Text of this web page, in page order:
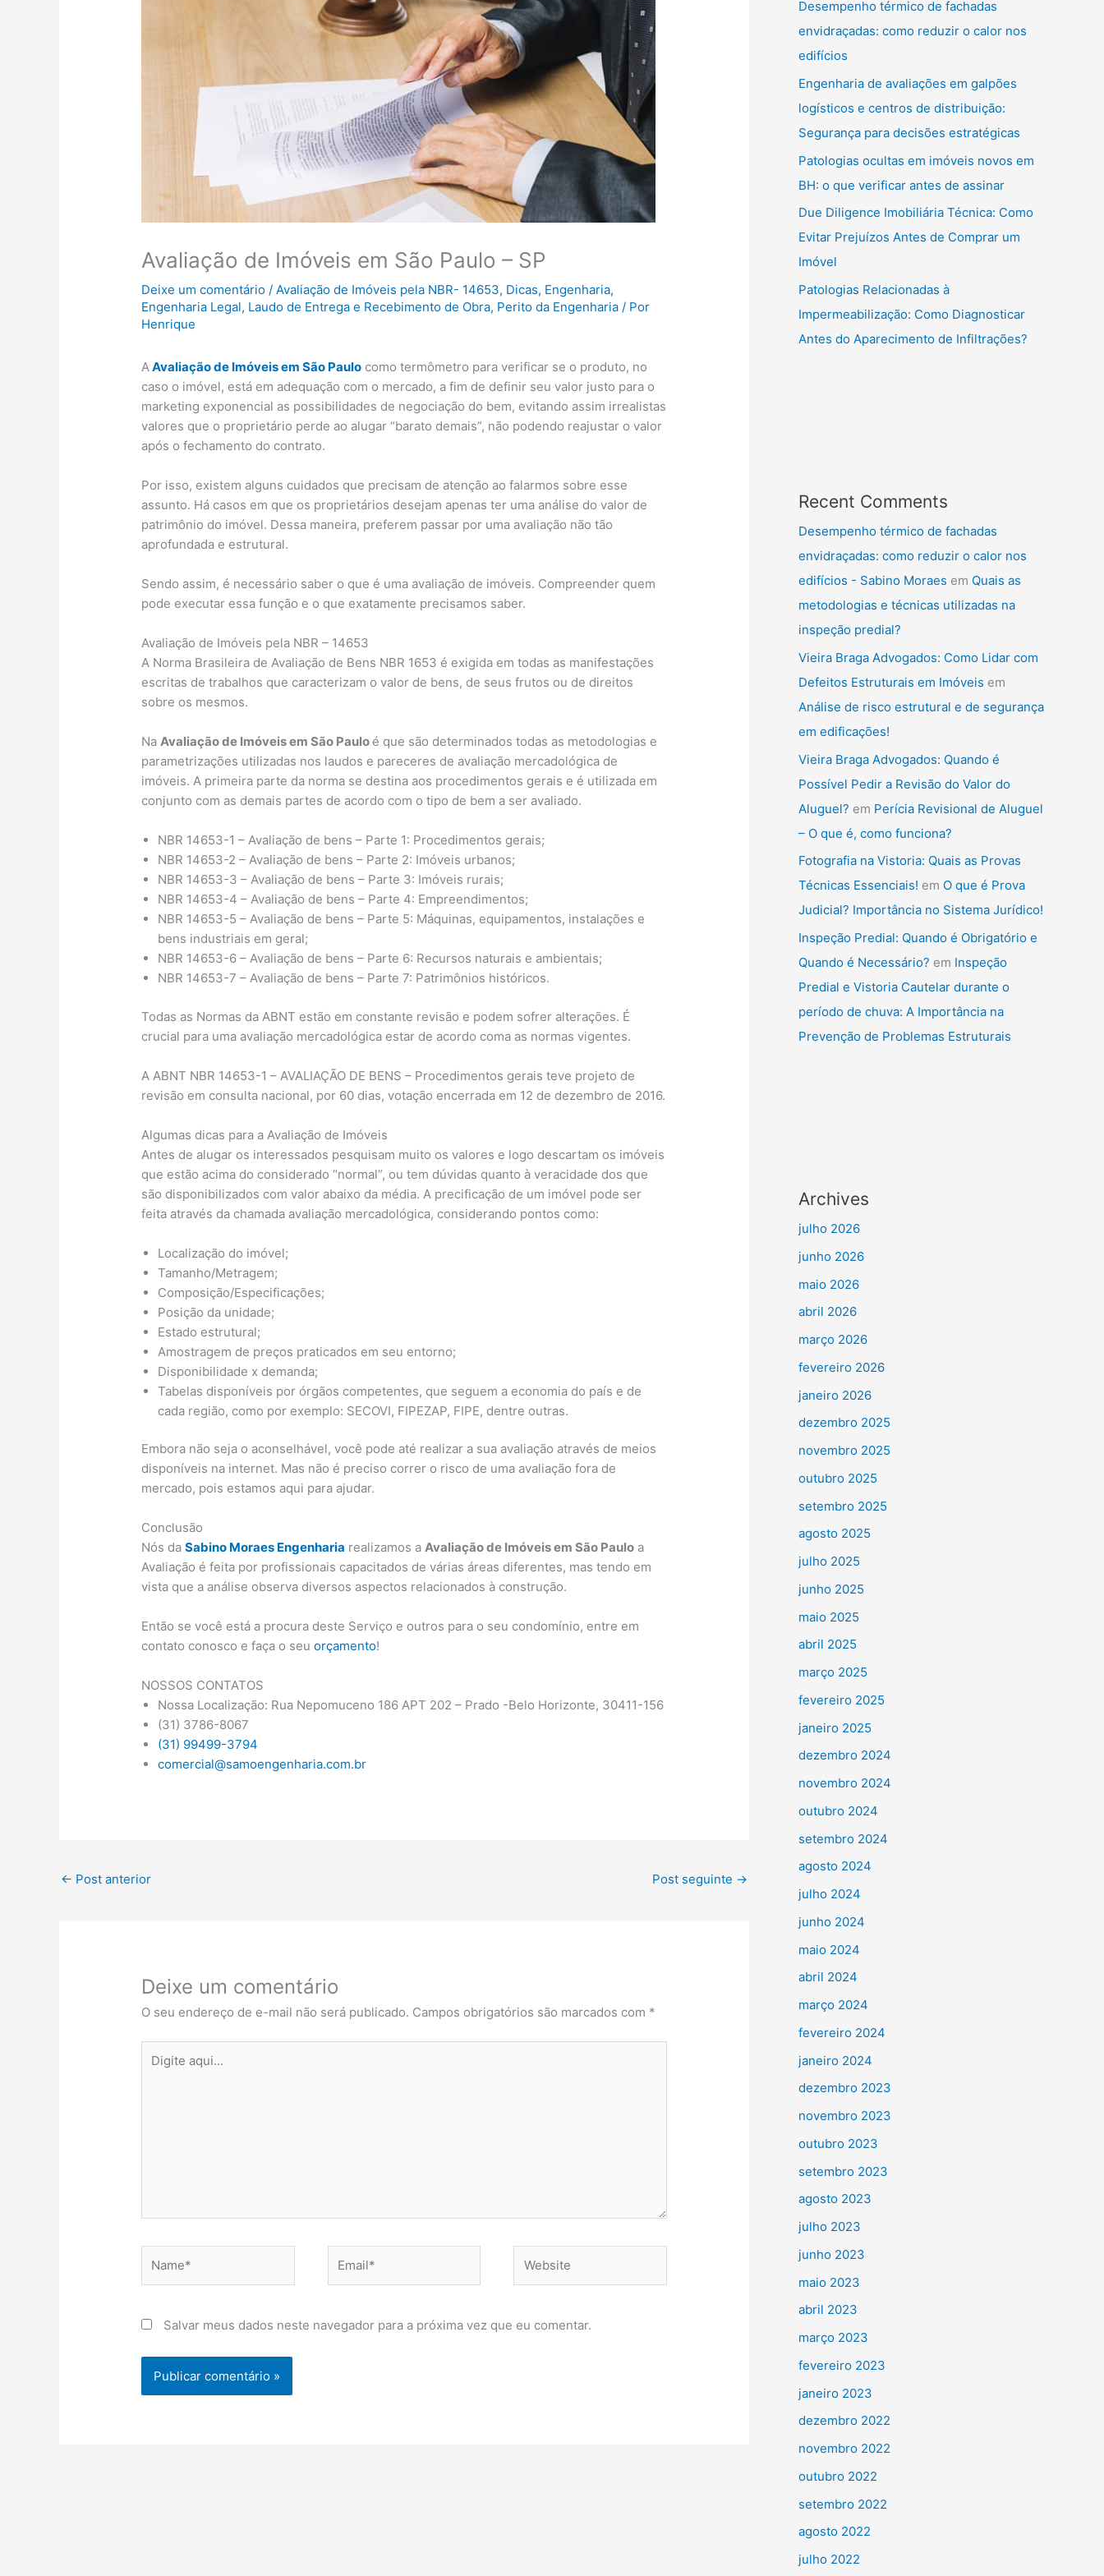
Avaliação de Imóveis em São Paulo – SP
Deixe um comentário /Avaliação de Imóveis pela NBR- 14653, Dicas, Engenharia,
Engenharia Legal, Laudo de Entrega e Recebimento de Obra, Perito da Engenharia / Por
Henrique
AAvaliação de Imóveis em São Paulo como termômetro para verificar se o produto, no
caso o imóvel, está em adequação com o mercado, a fim de definir seu valor justo para o
marketing exponencial as possibilidades de negociação do bem, evitando assim irrealistas
valores que o proprietário perde ao alugar “barato demais”, não podendo reajustar o valor
após o fechamento do contrato.
Por isso, existem alguns cuidados que precisam de atenção ao falarmos sobre esse
assunto. Há casos em que os proprietários desejam apenas ter uma análise do valor de
patrimônio do imóvel. Dessa maneira, preferem passar por uma avaliação não tão
aprofundada e estrutural.
Sendo assim, é necessário saber o que é uma avaliação de imóveis. Compreender quem
pode executar essa função e o que exatamente precisamos saber.
Avaliação de Imóveis pela NBR – 14653
A Norma Brasileira de Avaliação de Bens NBR 1653 é exigida em todas as manifestações
escritas de trabalhos que caracterizam o valor de bens, de seus frutos ou de direitos
sobre os mesmos.
NaAvaliação de Imóveis em São Paulo é que são determinados todas as metodologias e
parametrizações utilizadas nos laudos e pareceres de avaliação mercadológica de
imóveis. A primeira parte da norma se destina aos procedimentos gerais e é utilizada em
conjunto com as demais partes de acordo com o tipo de bem a ser avaliado.
NBR 14653-1 – Avaliação de bens – Parte 1: Procedimentos gerais;
NBR 14653-2 – Avaliação de bens – Parte 2: Imóveis urbanos;
NBR 14653-3 – Avaliação de bens – Parte 3: Imóveis rurais;
NBR 14653-4 – Avaliação de bens – Parte 4: Empreendimentos;
NBR 14653-5 – Avaliação de bens – Parte 5: Máquinas, equipamentos, instalações e
bens industriais em geral;
NBR 14653-6 – Avaliação de bens – Parte 6: Recursos naturais e ambientais;
NBR 14653-7 – Avaliação de bens – Parte 7: Patrimônios históricos.
Todas as Normas da ABNT estão em constante revisão e podem sofrer alterações. É
crucial para uma avaliação mercadológica estar de acordo coma as normas vigentes.
A ABNT NBR 14653-1 – AVALIAÇÃO DE BENS – Procedimentos gerais teve projeto de
revisão em consulta nacional, por 60 dias, votação encerrada em 12 de dezembro de 2016.
Algumas dicas para a Avaliação de Imóveis
Antes de alugar os interessados pesquisam muito os valores e logo descartam os imóveis
que estão acima do considerado “normal”, ou tem dúvidas quanto à veracidade dos que
são disponibilizados com valor abaixo da média. A precificação de um imóvel pode ser
feita através da chamada avaliação mercadológica, considerando pontos como:
Localização do imóvel;
Tamanho/Metragem;
Composição/Especificações;
Posição da unidade;
Estado estrutural;
Amostragem de preços praticados em seu entorno;
Disponibilidade x demanda;
Tabelas disponíveis por órgãos competentes, que seguem a economia do país e de
cada região, como por exemplo: SECOVI, FIPEZAP, FIPE, dentre outras.
Embora não seja o aconselhável, você pode até realizar a sua avaliação através de meios
disponíveis na internet. Mas não é preciso correr o risco de uma avaliação fora de
mercado, pois estamos aqui para ajudar.
Conclusão
Nós daSabino Moraes Engenharia realizamos aAvaliação de Imóveis em São Paulo a
Avaliação é feita por profissionais capacitados de várias áreas diferentes, mas tendo em
vista que a análise observa diversos aspectos relacionados à construção.
Então se você está a procura deste Serviço e outros para o seu condomínio, entre em
contato conosco e faça o seuorçamento!
NOSSOS CONTATOS
Nossa Localização: Rua Nepomuceno 186 APT 202 – Prado -Belo Horizonte, 30411-156
(31) 3786-8067
(31) 99499-3794
comercial@samoengenharia.com.br
← Post anterior Post seguinte →
Deixe um comentário
O seu endereço de e-mail não será publicado. Campos obrigatórios são marcados com *
aqui...
Salvar meus dados neste navegador para a próxima vez que eu comentar.
Desempenho térmico de fachadas
envidraçadas: como reduzir o calor nos
edifícios
Engenharia de avaliações em galpões
logísticos e centros de distribuição:
Segurança para decisões estratégicas
Patologias ocultas em imóveis novos em
BH: o que verificar antes de assinar
Due Diligence Imobiliária Técnica: Como
Evitar Prejuízos Antes de Comprar um
Imóvel
Patologias Relacionadas à
Impermeabilização: Como Diagnosticar
Antes do Aparecimento de Infiltrações?
Recent Comments
Desempenho térmico de fachadas
envidraçadas: como reduzir o calor nos
edifícios - Sabino Moraes em Quais as
metodologias e técnicas utilizadas na
inspeção predial?
Vieira Braga Advogados: Como Lidar com
Defeitos Estruturais em Imóveis em
Análise de risco estrutural e de segurança
em edificações!
Vieira Braga Advogados: Quando é
Possível Pedir a Revisão do Valor do
Aluguel? em Perícia Revisional de Aluguel
– O que é, como funciona?
Fotografia na Vistoria: Quais as Provas
Técnicas Essenciais! em O que é Prova
Judicial? Importância no Sistema Jurídico!
Inspeção Predial: Quando é Obrigatório e
Quando é Necessário? em Inspeção
Predial e Vistoria Cautelar durante o
período de chuva: A Importância na
Prevenção de Problemas Estruturais
Archives
julho 2026
junho 2026
maio 2026
abril 2026
março 2026
fevereiro 2026
janeiro 2026
dezembro 2025
novembro 2025
outubro 2025
setembro 2025
agosto 2025
julho 2025
junho 2025
maio 2025
abril 2025
março 2025
fevereiro 2025
janeiro 2025
dezembro 2024
novembro 2024
outubro 2024
setembro 2024
agosto 2024
julho 2024
junho 2024
maio 2024
abril 2024
março 2024
fevereiro 2024
janeiro 2024
dezembro 2023
novembro 2023
outubro 2023
setembro 2023
agosto 2023
julho 2023
junho 2023
maio 2023
abril 2023
março 2023
fevereiro 2023
janeiro 2023
dezembro 2022
novembro 2022
outubro 2022
setembro 2022
agosto 2022
julho 2022